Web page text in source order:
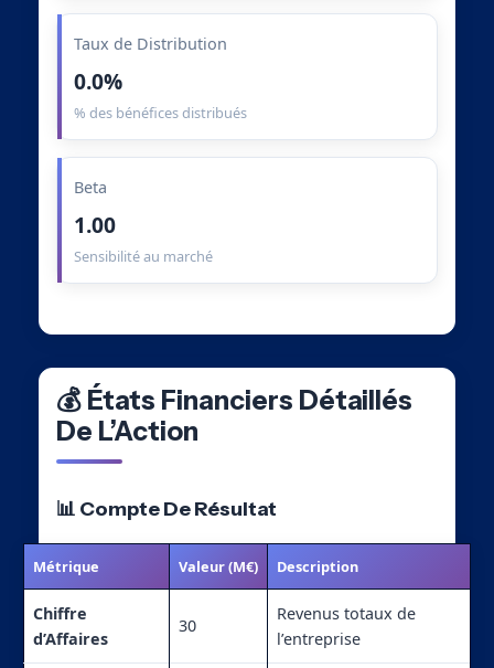
Taux de Distribution
0.0%
% des bénéfices distribués
Beta
1.00
Sensibilité au marché
💰 États Financiers Détaillés
De L’Action
📊 Compte De Résultat
Métrique Valeur (M€) Description
Chiffre
d’Affaires
30
Revenus totaux de
l’entreprise